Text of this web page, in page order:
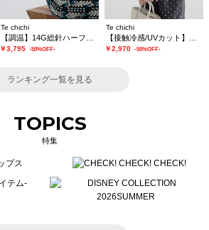
Te chichi
￥3,795 -50%OFF-
Te chichi
￥2,970 -50%OFF-
ランキング一覧を見る
TOPICS
特集